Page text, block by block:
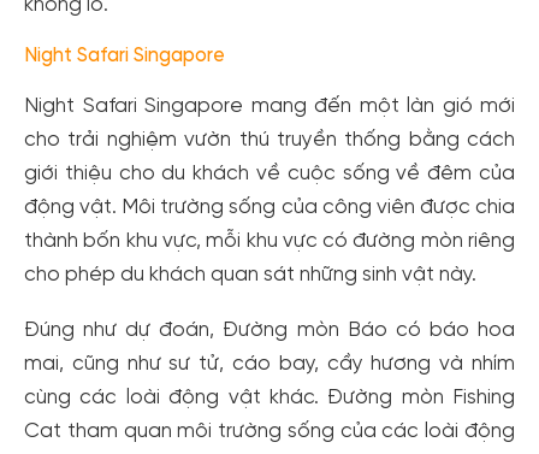
khổng lồ.
Night Safari Singapore
Night Safari Singapore mang đến một làn gió mới
cho trải nghiệm vườn thú truyền thống bằng cách
giới thiệu cho du khách về cuộc sống về đêm của
động vật. Môi trường sống của công viên được chia
thành bốn khu vực, mỗi khu vực có đường mòn riêng
cho phép du khách quan sát những sinh vật này.
Đúng như dự đoán, Đường mòn Báo có báo hoa
mai, cũng như sư tử, cáo bay, cầy hương và nhím
cùng các loài động vật khác. Đường mòn Fishing
Cat tham quan môi trường sống của các loài động